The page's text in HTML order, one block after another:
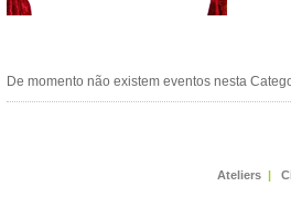
De momento não existem eventos nesta
Ateliers |